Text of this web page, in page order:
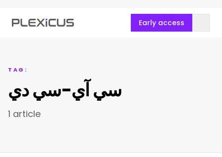
Early access
TAG:
سي آي-سي دي
1 article